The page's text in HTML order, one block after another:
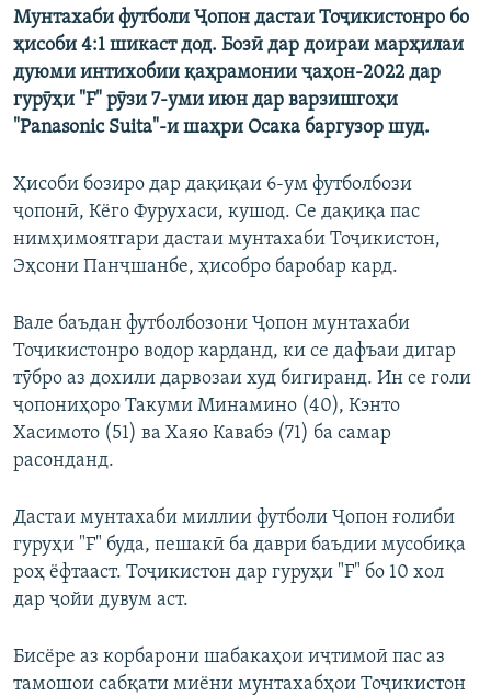
Мунтахаби футболи Ҷопон дастаи Тоҷикистонро бо
ҳисоби 4:1 шикаст дод. Бозӣ дар доираи марҳилаи
дуюми интихобии қаҳрамонии ҷаҳон-2022 дар
гурӯҳи "F" рӯзи 7-уми июн дар варзишгоҳи
"Panasonic Suita"-и шаҳри Осака баргузор шуд.
Ҳисоби бозиро дар дақиқаи 6-ум футболбози
ҷопонӣ, Кёго Фурухаси, кушод. Се дақиқа пас
нимҳимоятгари дастаи мунтахаби Тоҷикистон,
Эҳсони Панҷшанбе, ҳисобро баробар кард.
Вале баъдан футболбозони Ҷопон мунтахаби
Тоҷикистонро водор карданд, ки се дафъаи дигар
тӯбро аз дохили дарвозаи худ бигиранд. Ин се голи
ҷопониҳоро Такуми Минамино (40), Кэнто
Хасимото (51) ва Хаяо Кавабэ (71) ба самар
расонданд.
Дастаи мунтахаби миллии футболи Ҷопон ғолиби
гуруҳи "F" буда, пешакӣ ба даври баъдии мусобиқа
роҳ ёфтааст. Тоҷикистон дар гуруҳи "F" бо 10 хол
дар ҷойи дувум аст.
Бисёре аз корбарони шабакаҳои иҷтимоӣ пас аз
тамошои сабқати миёни мунтахабҳои Тоҷикистон